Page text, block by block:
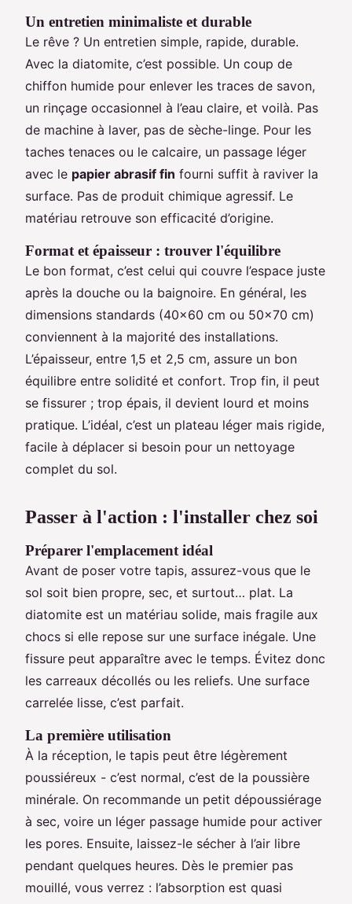
Un entretien minimaliste et durable
Le rêve ? Un entretien simple, rapide, durable.
Avec la diatomite, c’est possible. Un coup de
chiffon humide pour enlever les traces de savon,
un rinçage occasionnel à l’eau claire, et voilà. Pas
de machine à laver, pas de sèche-linge. Pour les
taches tenaces ou le calcaire, un passage léger
avec le papier abrasif fin fourni suffit à raviver la
surface. Pas de produit chimique agressif. Le
matériau retrouve son efficacité d’origine.
Format et épaisseur : trouver l'équilibre
Le bon format, c’est celui qui couvre l’espace juste
après la douche ou la baignoire. En général, les
dimensions standards (40x60 cm ou 50x70 cm)
conviennent à la majorité des installations.
L’épaisseur, entre 1,5 et 2,5 cm, assure un bon
équilibre entre solidité et confort. Trop fin, il peut
se fissurer ; trop épais, il devient lourd et moins
pratique. L’idéal, c’est un plateau léger mais rigide,
facile à déplacer si besoin pour un nettoyage
complet du sol.
Passer à l'action : l'installer chez soi
Préparer l'emplacement idéal
Avant de poser votre tapis, assurez-vous que le
sol soit bien propre, sec, et surtout… plat. La
diatomite est un matériau solide, mais fragile aux
chocs si elle repose sur une surface inégale. Une
fissure peut apparaître avec le temps. Évitez donc
les carreaux décollés ou les reliefs. Une surface
carrelée lisse, c’est parfait.
La première utilisation
À la réception, le tapis peut être légèrement
poussiéreux - c’est normal, c’est de la poussière
minérale. On recommande un petit dépoussiérage
à sec, voire un léger passage humide pour activer
les pores. Ensuite, laissez-le sécher à l’air libre
pendant quelques heures. Dès le premier pas
mouillé, vous verrez : l’absorption est quasi